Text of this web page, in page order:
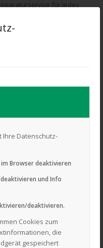
Ihre Datenschutz-
Browser deaktivieren
und Info
deaktivieren.
Cookies zum
die
gespeichert
für jedes
und die fachliche
erhalten eine
immer genau Bescheid
Unser geschultes
Qualifikation und